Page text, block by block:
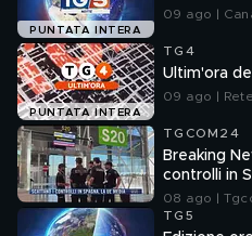
PUNTATA INTERA
09 ago |
PUNTATA INTERA
TG4
Ultim'ora
09 ago |
TGCOM24
Breaking
controlli in
08 ago |
TG5